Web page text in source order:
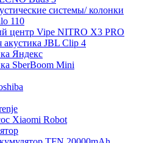
системы/ колонки
110
центр Vipe NITRO X3 PRO
акустика JBL Clip 4
Яндекс
SberBoom Mini
Xiaomi Robot